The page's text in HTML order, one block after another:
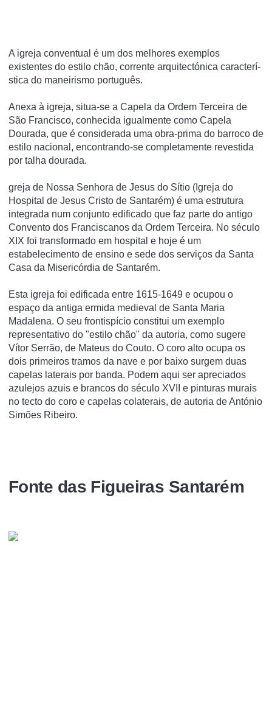
A igreja conventual é um dos melhores exemplos
existentes do estilo chão, corrente arquitectónica caracterí­
stica do maneirismo português.
Anexa à igreja, situa-se a Capela da Ordem Terceira de
São Francisco, conhecida igualmente como Capela
Dourada, que é considerada uma obra-prima do barroco de
estilo nacional, encontrando-se completamente revestida
por talha dourada.
greja de Nossa Senhora de Jesus do Sítio (Igreja do
Hospital de Jesus Cristo de Santarém) é uma estrutura
integrada num conjunto edificado que faz parte do antigo
Convento dos Franciscanos da Ordem Terceira. No século
XIX foi transformado em hospital e hoje é um
estabelecimento de ensino e sede dos serviços da Santa
Casa da Misericórdia de Santarém.
Esta igreja foi edificada entre 1615-1649 e ocupou o
espaço da antiga ermida medieval de Santa Maria
Madalena. O seu frontispício constitui um exemplo
representativo do "estilo chão" da autoria, como sugere
Vítor Serrão, de Mateus do Couto. O coro alto ocupa os
dois primeiros tramos da nave e por baixo surgem duas
capelas laterais por banda. Podem aqui ser apreciados
azulejos azuis e brancos do século XVII e pinturas murais
no tecto do coro e capelas colaterais, de autoria de António
Simões Ribeiro.
Fonte das Figueiras Santarém